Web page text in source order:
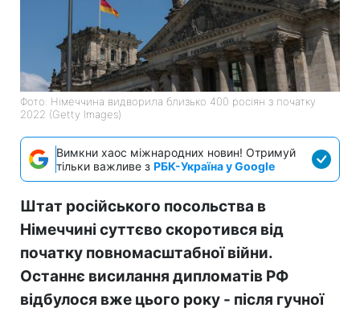
Фото: Німеччина видворила близько 400 росіян з початку
2022 (Getty Images)
Вимкни хаос міжнародних новин! Отримуй
тільки важливе з РБК-Україна у Google
Штат російського посольства в
Німеччині суттєво скоротився від
початку повномасштабної війни.
Останнє висилання дипломатів РФ
відбулося вже цього року - після гучної